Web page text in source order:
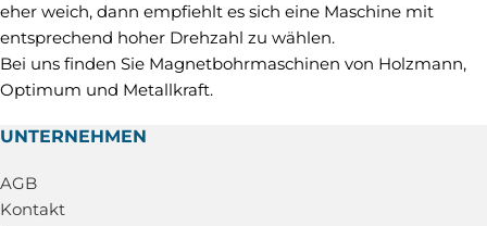
eher weich, dann empfiehlt es sich eine Maschine mit
entsprechend hoher Drehzahl zu wählen.
Bei uns finden Sie Magnetbohrmaschinen von Holzmann,
Optimum und Metallkraft.
UNTERNEHMEN
AGB
Kontakt